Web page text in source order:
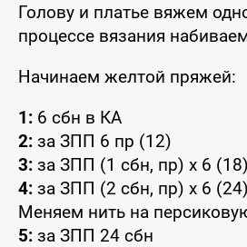
Голову и платье вяжем
процессе вязания
Начинаем желтой пряжей:
1: 6 сбн в КА
2: за ЗПП 6 пр (12)
3: за ЗПП (1 сбн, пр) x 6 (18)
4: за ЗПП (2 сбн, пр) x 6 (24)
Меняем нить на
5: за ЗПП 24 сбн